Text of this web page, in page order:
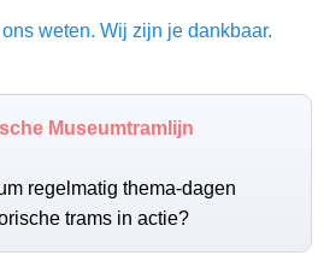
weten. Wij zijn je dankbaar.
Museumtramlijn
regelmatig thema-dagen
trams in actie?